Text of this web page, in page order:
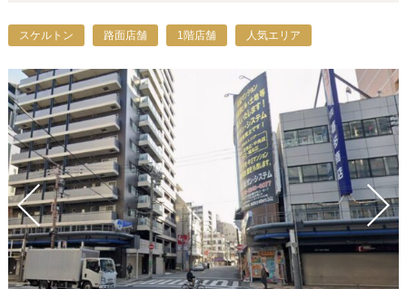
スケルトン 路面店舗 1階店舗 人気エリア